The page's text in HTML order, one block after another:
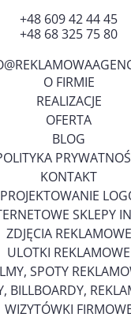
+48 609 42 44 45
+48 68 325 75 80
O FIRMIE
REALIZACJE
OFERTA
BLOG
KONTAKT
PROJEKTOWANIE
SKLEPY
ZDJĘCIA REKLAMOWE
ULOTKI REKLAMOWE
SPOTY
BILLBOARDY,
WIZYTÓWKI